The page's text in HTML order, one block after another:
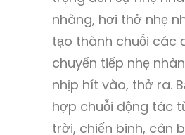
nhàng, hơi thở nhẹ
tạo thành chuỗi các
chuyển tiếp nhẹ
nhịp hít vào, thở ra.
hợp chuỗi động tác
trời, chiến binh, cân